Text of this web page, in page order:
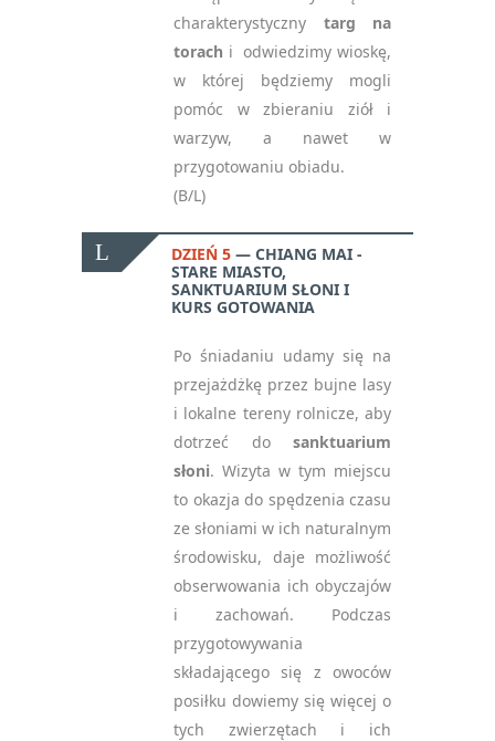
charakterystyczny targ na
torach i odwiedzimy wioskę,
w której będziemy mogli
pomóc w zbieraniu ziół i
warzyw, a nawet w
przygotowaniu obiadu.
(B/L)
DZIEŃ 5
CHIANG MAI -
STARE MIASTO,
SANKTUARIUM SŁONI I
KURS GOTOWANIA
Po śniadaniu udamy się na
przejażdżkę przez bujne lasy
i lokalne tereny rolnicze, aby
dotrzeć do sanktuarium
słoni. Wizyta w tym miejscu
to okazja do spędzenia czasu
ze słoniami w ich naturalnym
środowisku, daje możliwość
obserwowania ich obyczajów
i zachowań. Podczas
przygotowywania
składającego się z owoców
posiłku dowiemy się więcej o
tych zwierzętach i ich